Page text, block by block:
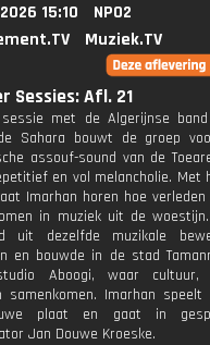
15:10
NPO2
Muziek.TV
Sessies: Afl. 21
sessie met de Algerijnse
Sahara bouwt de groep
assouf-sound van de
en vol melancholie. Met
Imarhan horen hoe
in muziek uit de
uit dezelfde muzikale
en bouwde in de stad
Aboogi, waar
samenkomen. Imarhan speelt
plaat en gaat in
Jan Douwe Kroeske.